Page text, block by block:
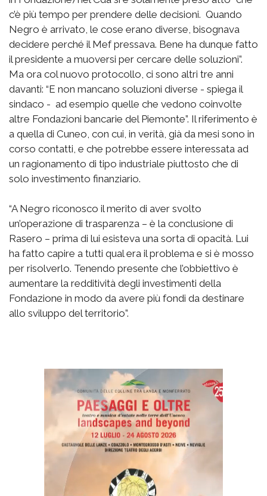
c’è più tempo per prendere delle decisioni. Quando
Negro è arrivato, le cose erano diverse, bisognava
decidere perché il Mef pressava. Bene ha dunque fatto
il presidente a muoversi per cercare delle soluzioni”.
Ma ora col nuovo protocollo, ci sono altri tre anni
davanti: “E non mancano soluzioni diverse - spiega il
sindaco - ad esempio quelle che vedono coinvolte
altre Fondazioni bancarie del Piemonte”. Il riferimento è
a quella di Cuneo, con cui, in verità, già da mesi sono in
corso contatti, e che potrebbe essere interessata ad
un ragionamento di tipo industriale piuttosto che di
solo investimento finanziario.
“A Negro riconosco il merito di aver svolto
un’operazione di trasparenza – è la conclusione di
Rasero – prima di lui esisteva una sorta di opacità. Lui
ha fatto capire a tutti qual era il problema e si è mosso
per risolverlo. Tenendo presente che l’obbiettivo è
aumentare la redditività degli investimenti della
Fondazione in modo da avere più fondi da destinare
allo sviluppo del territorio”.